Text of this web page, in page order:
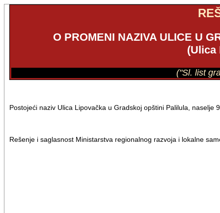
O PROMENI NAZIVA ULICE U
(Ulica
("Sl. list
Postojeći naziv Ulica Lipovačka u Gradskoj opštini Palilula, naselje
Rešenje i saglasnost Ministarstva regionalnog razvoja i lokalne